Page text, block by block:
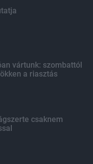
vártunk: szombattól
a riasztás
csaknem